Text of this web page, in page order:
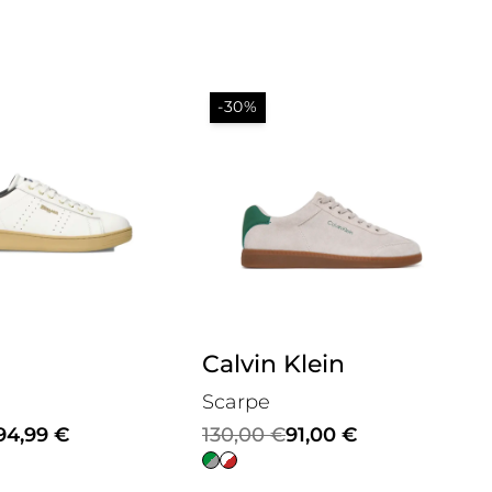
€
-30%
Lacoste
Scarpe
115,00€
Il
prezzo
81,00 €
Il
prezzo